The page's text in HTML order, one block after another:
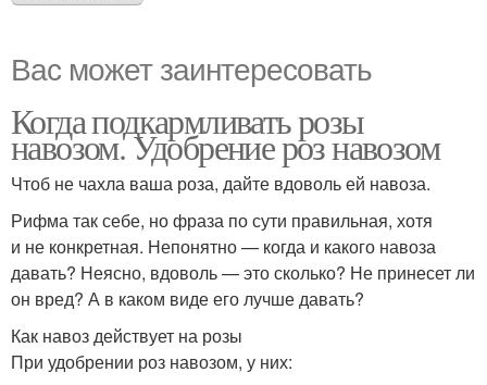
Вас может заинтересовать
Когда подкармливать розы
навозом. Удобрение роз навозом
Чтоб не чахла ваша роза, дайте вдоволь ей навоза.
Рифма так себе, но фраза по сути правильная, хотя
и не конкретная. Непонятно — когда и какого навоза
давать? Неясно, вдоволь — это сколько? Не принесет ли
он вред? А в каком виде его лучше давать?
Как навоз действует на розы
При удобрении роз навозом, у них: